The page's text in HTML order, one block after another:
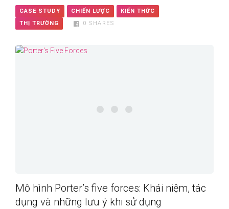
CASE STUDY CHIẾN LƯỢC
KIẾN THỨC
THỊ TRƯỜNG
0 SHARES
Mô hình Porter’s five forces: Khái niệm, tác
dụng và những lưu ý khi sử dụng